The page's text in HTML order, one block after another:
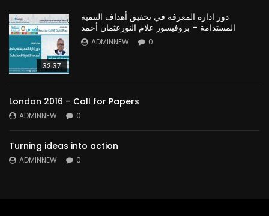
32:37
دور ادارة المعرفة في تحقيق أهداف التنمية
المستدامة – بروفيسور علام النورعثمان أحمد
ADMINNEW 0
London 2016 – Call for Papers
ADMINNEW 0
Turning ideas into action
ADMINNEW 0